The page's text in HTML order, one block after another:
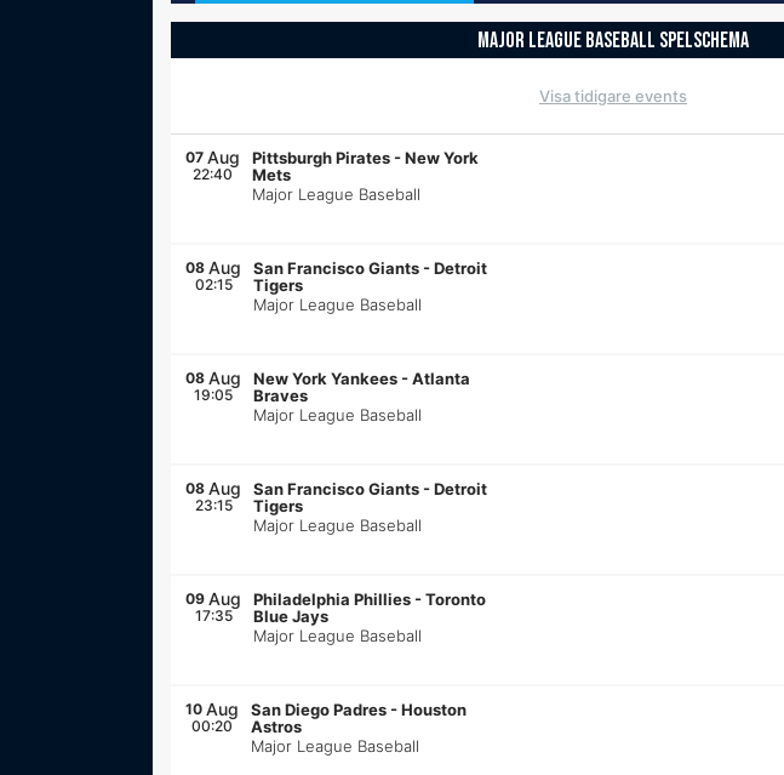
MAJOR LEAGUE BASEBALL SPELSCHEMA
Visa tidigare events
07 Aug
22:40
Pittsburgh Pirates -New York
Mets
Major League Baseball
08 Aug
02:15
San Francisco Giants -Detroit
Tigers
Major League Baseball
08 Aug
19:05
New York Yankees -Atlanta
Braves
Major League Baseball
08 Aug
23:15
San Francisco Giants -Detroit
Tigers
Major League Baseball
09 Aug
17:35
Philadelphia Phillies -Toronto
Blue Jays
Major League Baseball
10 Aug
00:20
San Diego Padres -Houston
Astros
Major League Baseball